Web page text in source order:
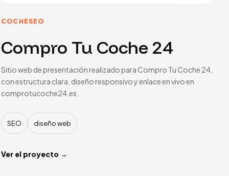
COCHESEO
Compro Tu Coche 24
Sitio web de presentación realizado para Compro Tu Coche 24,
con estructura clara, diseño responsivo y enlace en vivo en
comprotucoche24.es.
SEO diseño web
Ver el proyecto →